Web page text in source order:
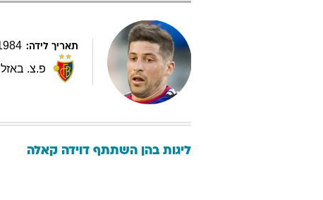
תאריך לידה:
פ.צ. באזל
ליגות בהן השתתף דוידה קאלה